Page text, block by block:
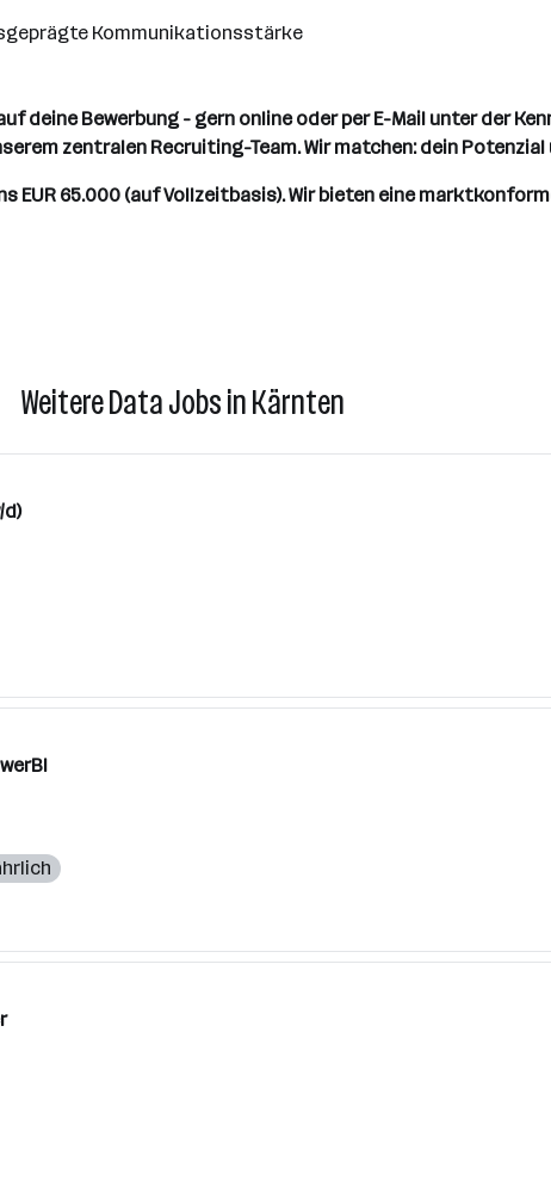
Kommunikationsstärke
deine Bewerbung - gern online oder per E-Mail unter der
zentralen Recruiting-Team. Wir matchen: dein
65.000 (auf Vollzeitbasis). Wir bieten eine
Weitere Data Jobs in Kärnten
d)